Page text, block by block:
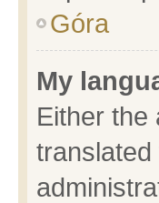
Góra
My
Either the